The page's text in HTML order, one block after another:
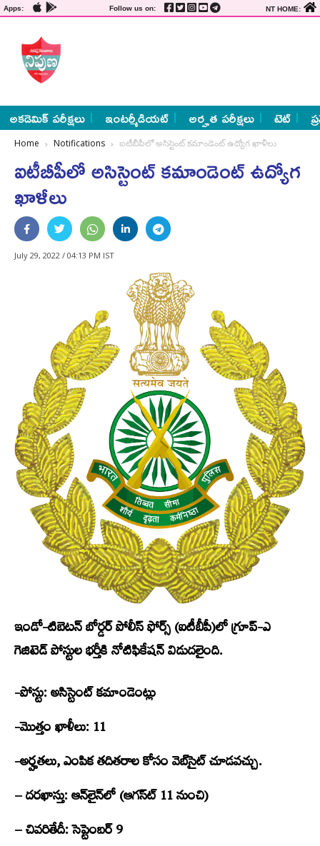
Apps: Follow us on: NT HOME:
అకడెమిక్ పరీక్షలు ఇంటర్మీడియట్ అర్హత పరీక్షలు టెట్
Home Notifications ఐటీబీపీలో అసిస్టెంట్‌ కమాండెంట్ ఉద్యోగ ఖాళీలు
ఐటీబీపీలో అసిస్టెంట్‌ కమాండెంట్ ఉద్యోగ
ఖాళీలు
July 29, 2022 / 04:13 PM IST
ఇండో-టిబెటన్‌ బోర్డర్‌ పోలీస్ ఫోర్స్​‍ (ఐటీబీపీ)లో గ్రూప్‌-ఎ
గెజిటెడ్‌ పోస్టుల భర్తీకి నోటిఫికేషన్‌ విడుదలైంది.
-పోస్టు: అసిస్టెంట్‌ కమాండెంట్లు
-మొత్తం ఖాళీలు: 11
-అర్హతలు, ఎంపిక తదితరాల కోసం వెబ్‌సైట్‌ చూడవచ్చు.
– దరఖాస్తు: ఆన్‌లైన్‌లో (ఆగస్ట్‍ 11 నుంచి)
– చివరితేదీ: సెప్టెంబర్‌ 9